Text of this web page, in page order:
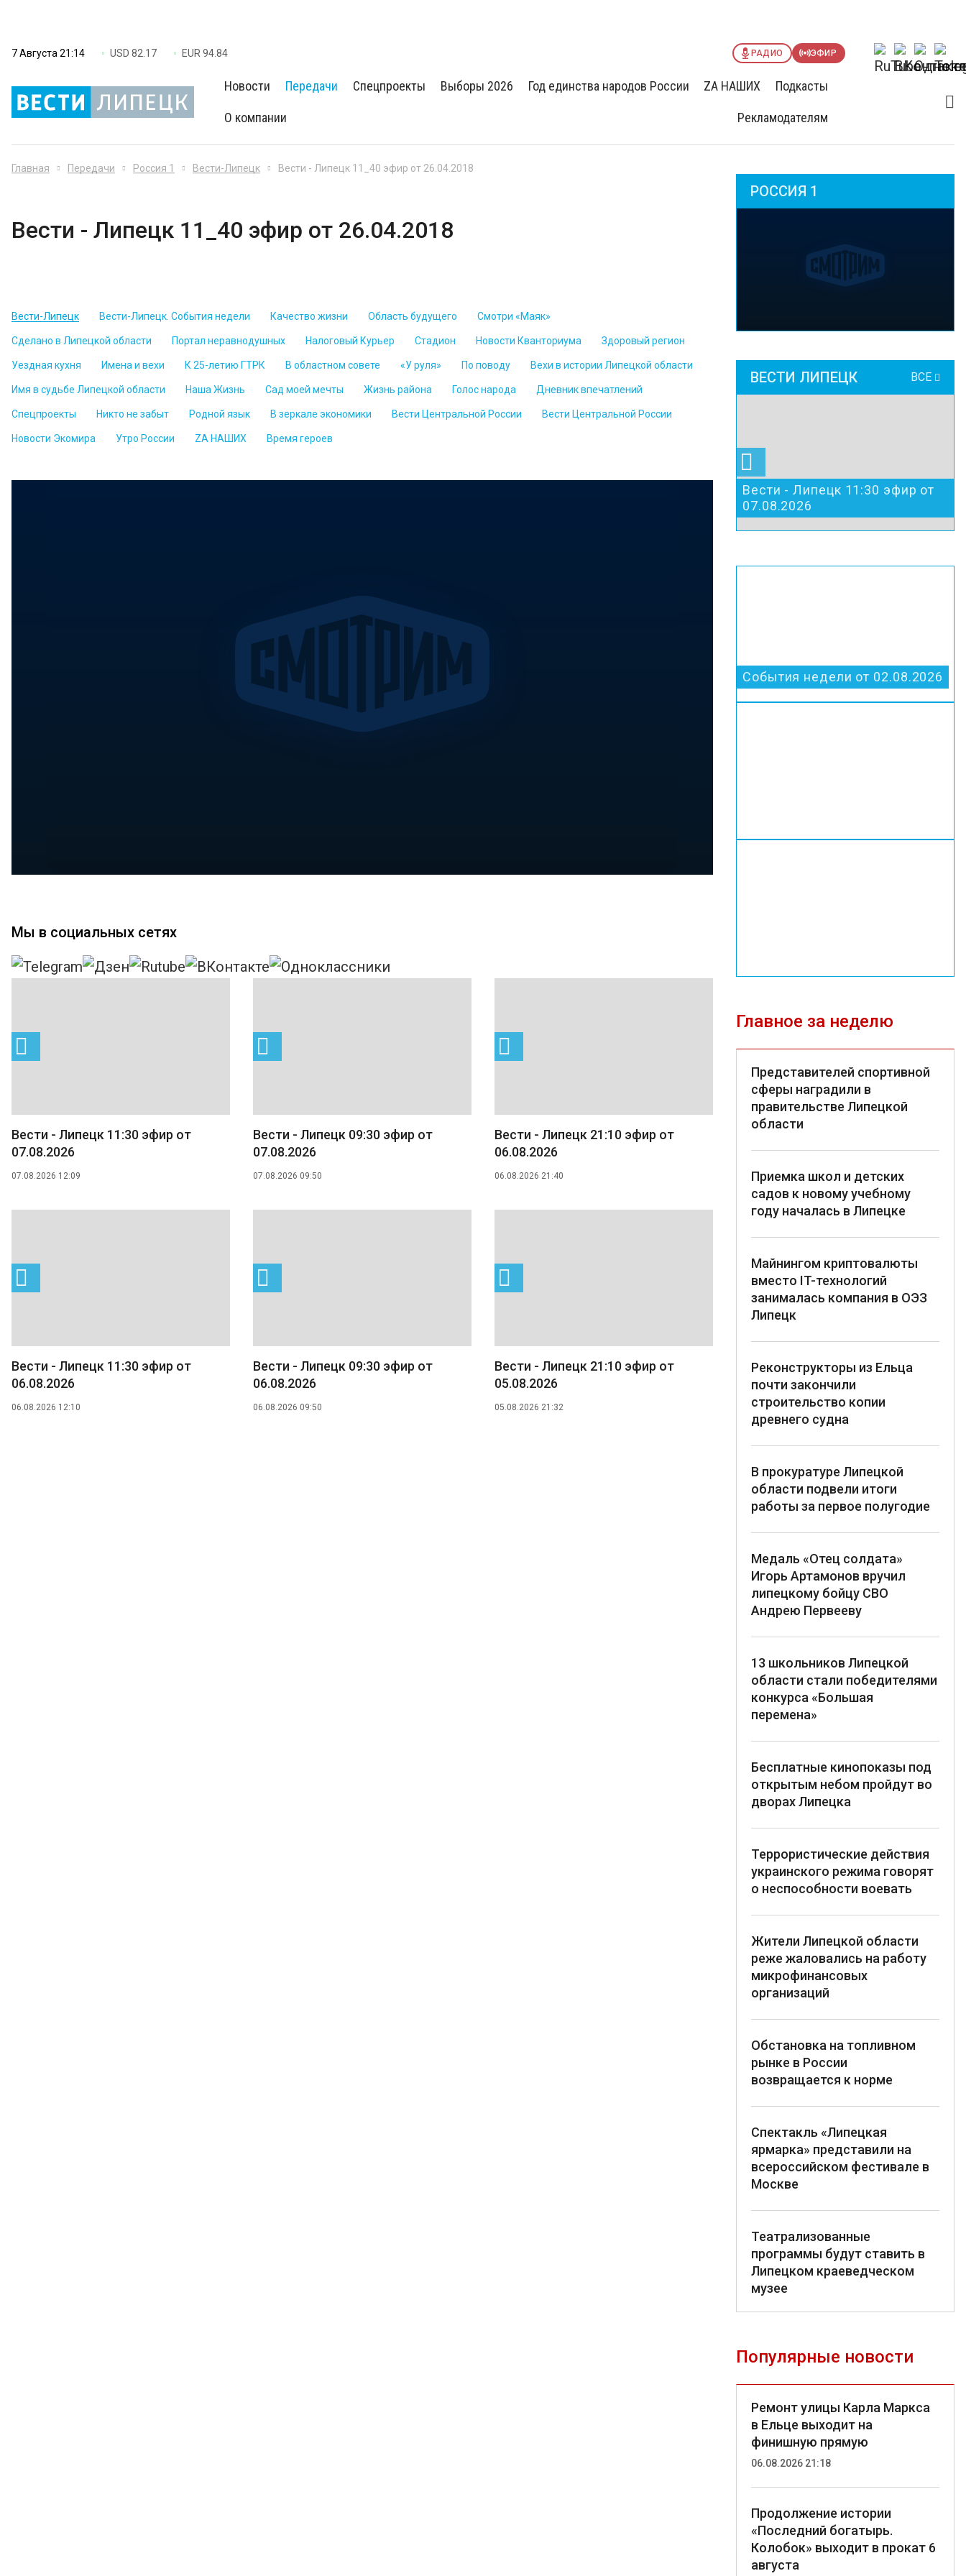
7 Августа 21:14 USD 82.17 EUR 94.84 РАДИО ЭФИР
Новости Передачи Спецпроекты Выборы 2026 Год единства народов России ZА НАШИХ Подкасты
О компании Рекламодателям
Главная Передачи Россия 1 Вести-Липецк Вести - Липецк 11_40 эфир от 26.04.2018
Вести - Липецк 11_40 эфир от 26.04.2018
Вести-Липецк Вести-Липецк. События недели Качество жизни Область будущего Смотри «Маяк»
Сделано в Липецкой области Портал неравнодушных Налоговый Курьер Стадион Новости Кванториума Здоровый регион
Уездная кухня Имена и вехи К 25-летию ГТРК В областном совете «У руля» По поводу Вехи в истории Липецкой области
Имя в судьбе Липецкой области Наша Жизнь Сад моей мечты Жизнь района Голос народа Дневник впечатлений
Спецпроекты Никто не забыт Родной язык В зеркале экономики Вести Центральной России Вести Центральной России
Новости Экомира Утро России ZА НАШИХ Время героев
Мы в социальных сетях
Вести - Липецк 11:30 эфир от
07.08.2026
07.08.2026 12:09
Вести - Липецк 09:30 эфир от
07.08.2026
07.08.2026 09:50
Вести - Липецк 21:10 эфир от
06.08.2026
06.08.2026 21:40
Вести - Липецк 11:30 эфир от
06.08.2026
06.08.2026 12:10
Вести - Липецк 09:30 эфир от
06.08.2026
06.08.2026 09:50
Вести - Липецк 21:10 эфир от
05.08.2026
05.08.2026 21:32
РОССИЯ 1
ВЕСТИ ЛИПЕЦК ВСЕ
Вести - Липецк 11:30 эфир от
07.08.2026
События недели от 02.08.2026
Главное за неделю
Представителей спортивной
сферы наградили в
правительстве Липецкой
области
Приемка школ и детских
садов к новому учебному
году началась в Липецке
Майнингом криптовалюты
вместо IT-технологий
занималась компания в ОЭЗ
Липецк
Реконструкторы из Ельца
почти закончили
строительство копии
древнего судна
В прокуратуре Липецкой
области подвели итоги
работы за первое полугодие
Медаль «Отец солдата»
Игорь Артамонов вручил
липецкому бойцу СВО
Андрею Первееву
13 школьников Липецкой
области стали победителями
конкурса «Большая
перемена»
Бесплатные кинопоказы под
открытым небом пройдут во
дворах Липецка
Террористические действия
украинского режима говорят
о неспособности воевать
Жители Липецкой области
реже жаловались на работу
микрофинансовых
организаций
Обстановка на топливном
рынке в России
возвращается к норме
Спектакль «Липецкая
ярмарка» представили на
всероссийском фестивале в
Москве
Театрализованные
программы будут ставить в
Липецком краеведческом
музее
Популярные новости
Ремонт улицы Карла Маркса
в Ельце выходит на
финишную прямую
06.08.2026 21:18
Продолжение истории
«Последний богатырь.
Колобок» выходит в прокат 6
августа